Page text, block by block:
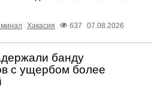
Хакасия 637 07.08.2026
банду
с ущербом более